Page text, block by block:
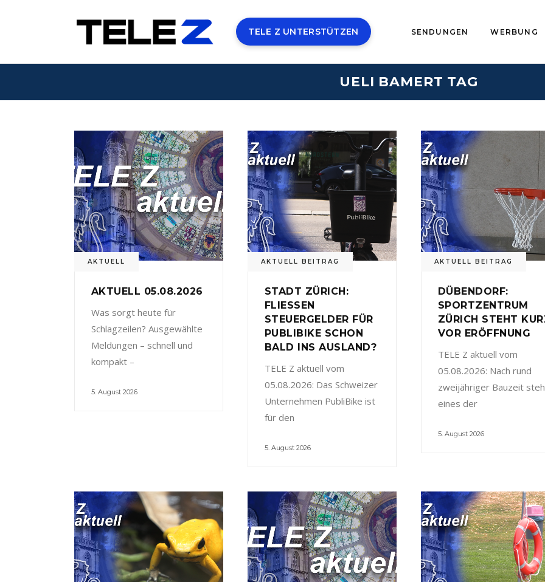
TELE Z UNTERSTÜTZEN SENDUNGEN WERBUNG
UELI BAMERT TAG
AKTUELL
AKTUELL 05.08.2026
Was sorgt heute für
Schlagzeilen? Ausgewählte
Meldungen – schnell und
kompakt –
5. August 2026
AKTUELL BEITRAG
STADT ZÜRICH:
FLIESSEN
STEUERGELDER FÜR
PUBLIBIKE SCHON
BALD INS AUSLAND?
TELE Z aktuell vom
05.08.2026: Das Schweizer
Unternehmen PubliBike ist
für den
5. August 2026
AKTUELL BEITRAG
DÜBENDORF:
SPORTZENTRUM
ZÜRICH STEHT
VOR ERÖFFNUNG
TELE Z aktuell vom
05.08.2026: Nach rund
zweijähriger Bauzeit
eines der
5. August 2026